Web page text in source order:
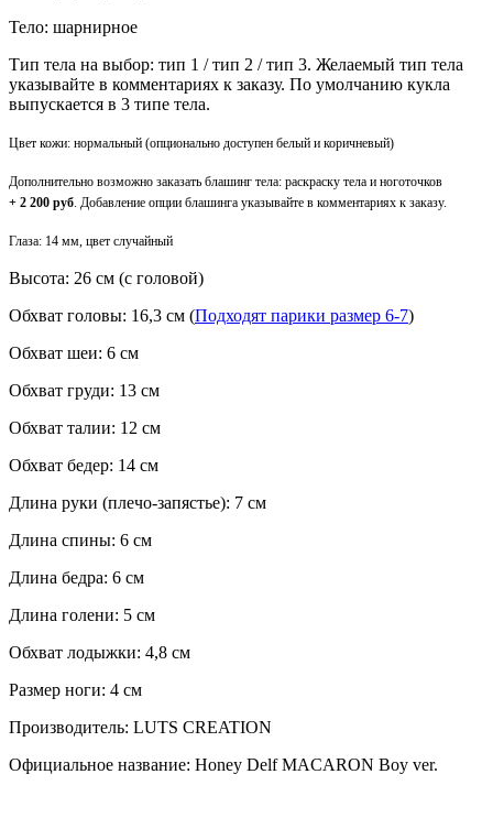
Тело: шарнирное
Тип тела на выбор: тип 1 / тип 2 / тип 3. Желаемый тип тела
указывайте в комментариях к заказу. По умолчанию кукла
выпускается в 3 типе тела.
Цвет кожи: нормальный (опционально доступен белый и коричневый)
Дополнительно возможно заказать блашинг тела: раскраску тела и ноготочков
+ 2 200 руб. Добавление опции блашинга указывайте в комментариях к заказу.
Глаза: 14 мм, цвет случайный
Высота: 26 см (с головой)
Обхват головы: 16,3 см (Подходят парики размер 6-7)
Обхват шеи: 6 см
Обхват груди: 13 см
Обхват талии: 12 см
Обхват бедер: 14 см
Длина руки (плечо-запястье): 7 см
Длина спины: 6 см
Длина бедра: 6 см
Длина голени: 5 см
Обхват лодыжки: 4,8 см
Размер ноги: 4 см
Производитель: LUTS CREATION
Официальное название: Honey Delf MACARON Boy ver.